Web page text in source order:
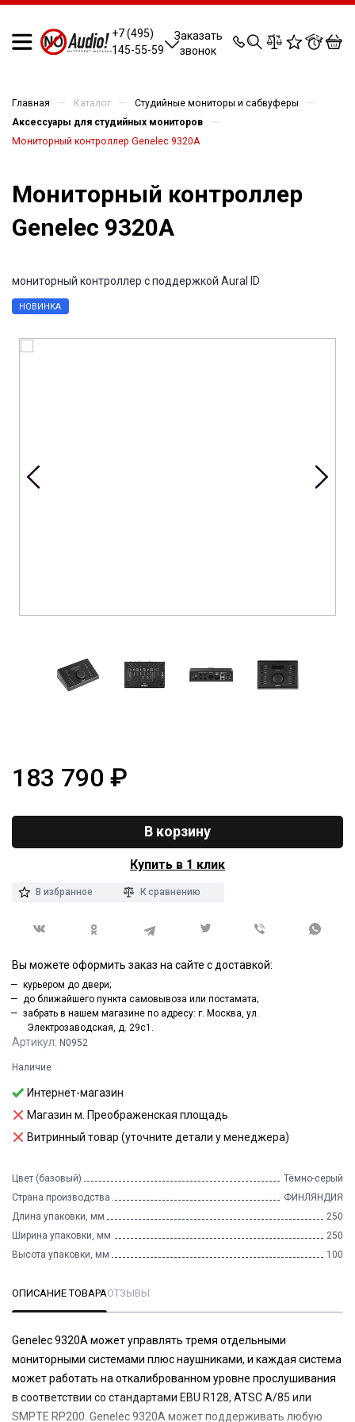
+7 (495)
145-55-59
Заказать
звонок
0 0 0 0
Главная — Каталог — Студийные мониторы и сабвуферы —
Аксессуары для студийных мониторов —
Мониторный контроллер Genelec 9320A
Мониторный контроллер
Genelec 9320A
мониторный контроллер с поддержкой Aural ID
НОВИНКА
Артикул: N0952
Наличие
Интернет-магазин
Магазин м. Преображенская площадь
Витринный товар (уточните детали у менеджера)
Цвет (базовый)
Тёмно-серый
Страна производства
ФИНЛЯНДИЯ
Длина упаковки, мм
250
Ширина упаковки, мм
250
Высота упаковки, мм
100
183 790 ₽
В корзину
Купить в 1 клик
В избранное К сравнению
Вы можете оформить заказ на сайте с доставкой:
курьером до двери;
до ближайшего пункта самовывоза или постамата;
забрать в нашем магазине по адресу: г. Москва, ул.
Электрозаводская, д. 29с1.
ОПИСАНИЕ ТОВАРАОТЗЫВЫ
Genelec 9320A может управлять тремя отдельными
мониторными системами плюс наушниками, и каждая система
может работать на откалиброванном уровне прослушивания
в соответствии со стандартами EBU R128, ATSC A/85 или
SMPTE RP200. Genelec 9320A может поддерживать любую